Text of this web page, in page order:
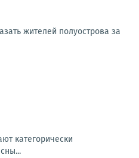
жителей полуострова за
категорически